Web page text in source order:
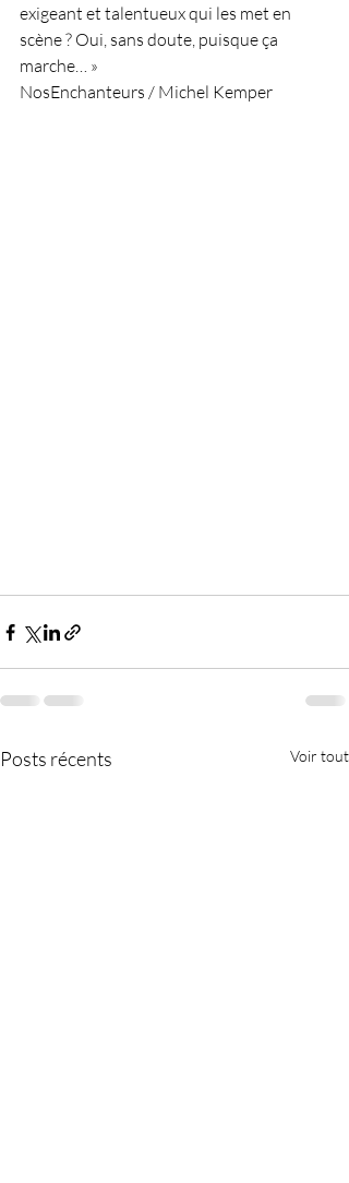
exigeant et talentueux qui les met en
scène ? Oui, sans doute, puisque ça
marche… »
NosEnchanteurs / Michel Kemper
Posts récents Voir tout